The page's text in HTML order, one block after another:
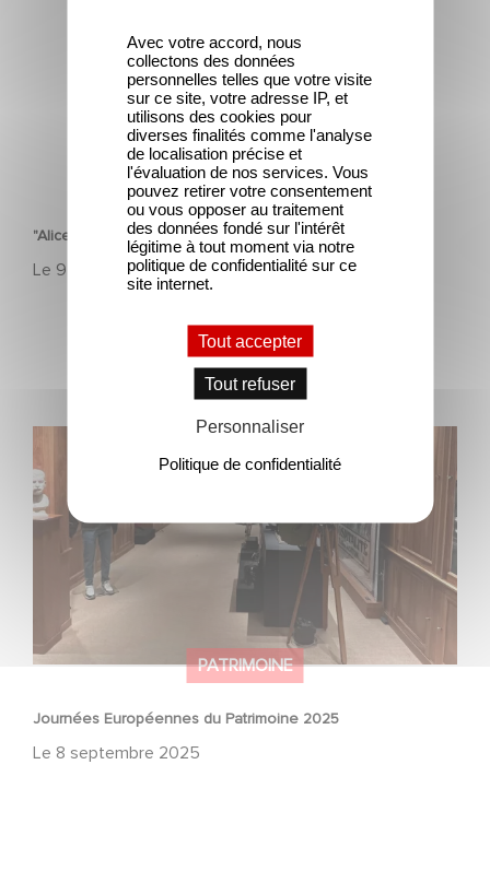
PATRIMOINE
"Alice et Léon font leur cinéma"
Le 9 septembre 2025
PATRIMOINE
Journées Européennes du Patrimoine 2025
Le 8 septembre 2025
Journées Européennes du Patrimoine 2025
Avec votre accord, nous
collectons des données
personnelles telles que votre visite
sur ce site, votre adresse IP, et
utilisons des cookies pour
diverses finalités comme l'analyse
de localisation précise et
l'évaluation de nos services. Vous
pouvez retirer votre consentement
ou vous opposer au traitement
des données fondé sur l'intérêt
légitime à tout moment via notre
politique de confidentialité sur ce
site internet.
Tout accepter
Tout refuser
Personnaliser
Politique de confidentialité